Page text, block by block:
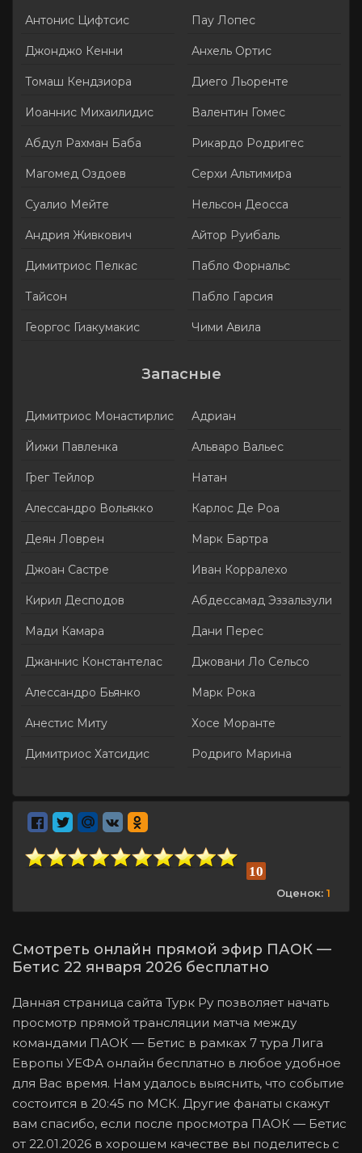
Данная страница сайта Турк Ру позволяет начать
просмотр прямой трансляции матча между
командами ПАОК — Бетис в рамках 7 тура Лига
Европы УЕФА онлайн бесплатно в любое удобное
для Вас время. Нам удалось выяснить, что событие
состоится в 20:45 по МСК. Другие фанаты скажут
вам спасибо, если после просмотра ПАОК — Бетис
от 22.01.2026 в хорошем качестве вы поделитесь с
Смотреть онлайн прямой эфир ПАОК —
Бетис 22 января 2026 бесплатно
Антонис Цифтсис
Джонджо Кенни
Томаш Кендзиора
Иоаннис Михаилидис
Абдул Рахман Баба
Магомед Оздоев
Суалио Мейте
Андрия Живкович
Димитриос Пелкас
Тайсон
Георгос Гиакумакис
Пау Лопес
Анхель Ортис
Диего Льоренте
Валентин Гомес
Рикардо Родригес
Серхи Альтимира
Нельсон Деосса
Айтор Руибаль
Пабло Форнальс
Пабло Гарсия
Чими Авила
Запасные
Димитриос Монастирлис
Йижи Павленка
Грег Тейлор
Алессандро Вольякко
Деян Ловрен
Джоан Састре
Кирил Десподов
Мади Камара
Джаннис Константелас
Алессандро Бьянко
Анестис Миту
Димитриос Хатсидис
Адриан
Альваро Вальес
Натан
Карлос Де Роа
Марк Бартра
Иван Корралехо
Абдессамад Эззальзули
Дани Перес
Джовани Ло Сельсо
Марк Рока
Хосе Моранте
Родриго Марина
10
Оценок: 1